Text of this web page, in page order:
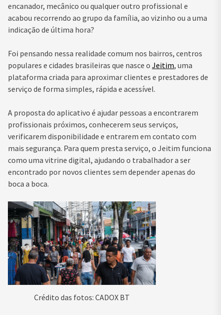
encanador, mecânico ou qualquer outro profissional e
acabou recorrendo ao grupo da família, ao vizinho ou a uma
indicação de última hora?
Foi pensando nessa realidade comum nos bairros, centros
populares e cidades brasileiras que nasce o Jeitim, uma
plataforma criada para aproximar clientes e prestadores de
serviço de forma simples, rápida e acessível.
A proposta do aplicativo é ajudar pessoas a encontrarem
profissionais próximos, conhecerem seus serviços,
verificarem disponibilidade e entrarem em contato com
mais segurança. Para quem presta serviço, o Jeitim funciona
como uma vitrine digital, ajudando o trabalhador a ser
encontrado por novos clientes sem depender apenas do
boca a boca.
Crédito das fotos: CADOX BT